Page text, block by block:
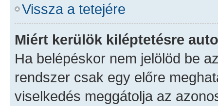
Vissza a tetejére
Miért kerülök kiléptetésre
Ha belépéskor nem jelölöd be
rendszer csak egy előre
viselkedés meggátolja az